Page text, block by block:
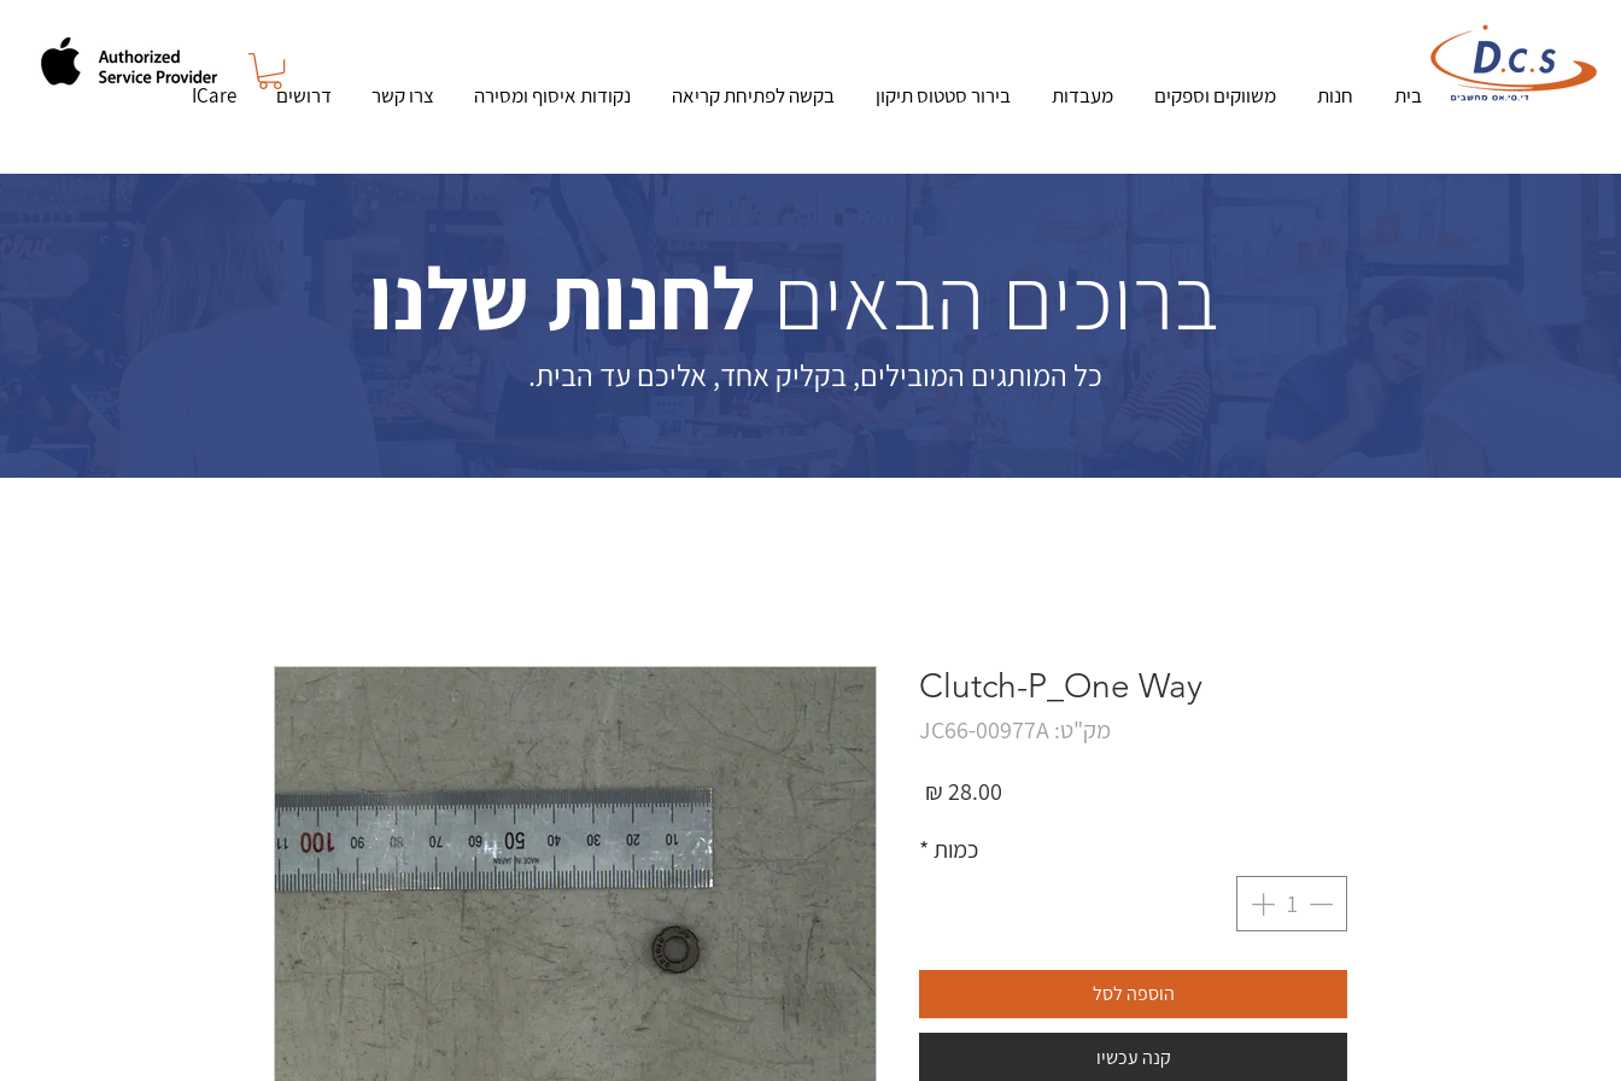
בית חנות משווקים וספקים מעבדות בירור סטטוס תיקון בקשה לפתיחת קריאה נקודות איסוף ומסירה צרו קשר דרושים ICare
Clutch-P_One Way
מק"ט: JC66-00977A
כמות*
הוספה לסל
קנה עכשיו
כל המותגים המובילים, בקליק אחד, אליכם עד הבית.
ברוכים הבאים לחנות שלנו